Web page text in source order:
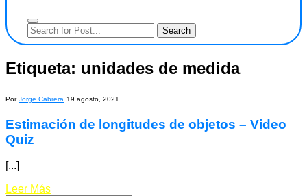
Etiqueta: unidades de medida
PorJorge Cabrera 19 agosto, 2021
Estimación de longitudes de objetos – Video
Quiz
[...]
Leer Más